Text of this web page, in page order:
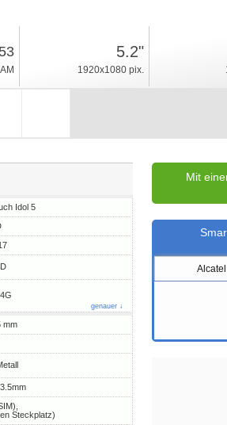
5.2"
1920x1080 pix.
Idol 5
genauer ↓
mm
Steckplatz)
Mit
Alcatel